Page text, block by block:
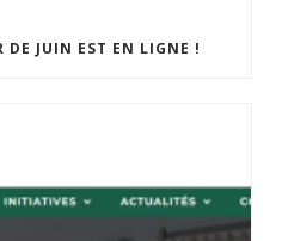
DE JUIN EST EN LIGNE !